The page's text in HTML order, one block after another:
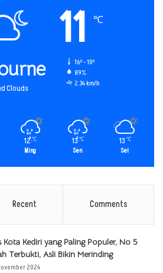
Clouds
11 ℃
16º - 10º
89%
2.34 km/h
12℃
Ming
13℃
Sen
13 ℃
Sel
Recent Comments
Kota Kediri yang Paling Populer, No 5
Terbukti, Asli Bikin Merinding
2024